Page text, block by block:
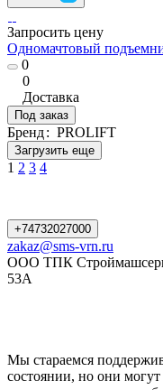
Запросить цену
Одномачтовый
0
0
Доставка
Под заказ
Бренд: PROLIFT
Загрузить еще
1 2 3 4
+74732027000
zakaz@sms-vrn.ru
ООО ТПК
53А
Мы стараемся
состоянии, но они